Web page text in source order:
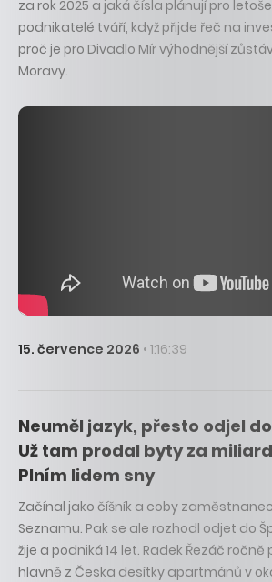
za rok 2025 a jaká čísla plánují pro
podnikatelé tváří, když přijde řeč na
proč je pro Divadlo Mír výhodnější
Moravy.
15. července 2026 • 1:16:39
Neuměl jazyk, přesto odjel
Už tam prodal byty za
Plním lidem sny
Začínal jako číšník a coby
Seznamu. Pak se ale rozhodl odjet do
žije a podniká 14 let. Radek Řezáč
hlavně z Česka desítky apartmánů v